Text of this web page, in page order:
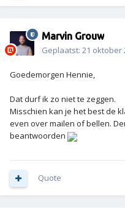
Marvin Grouw
Geplaatst: 21 oktober
Goedemorgen Hennie,
Dat durf ik zo niet te zeggen.
Misschien kan je het best de
even over mailen of bellen.
beantwoorden
Quote